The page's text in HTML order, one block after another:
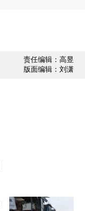
责任编辑：高昱
版面编辑：刘潇